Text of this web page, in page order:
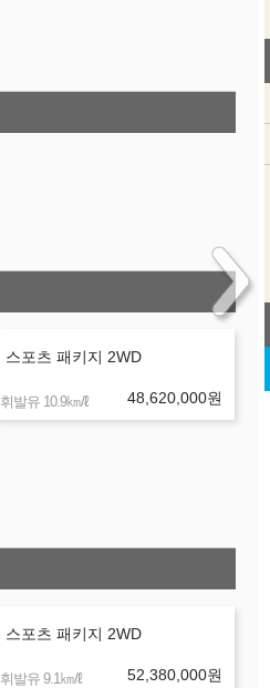
스포츠 패키지 2WD
휘발유 10.9㎞/ℓ 48,620,000원
스포츠 패키지 2WD
휘발유 9.1㎞/ℓ 52,380,000원